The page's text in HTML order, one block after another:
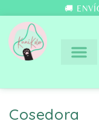
🚚
Cosedora